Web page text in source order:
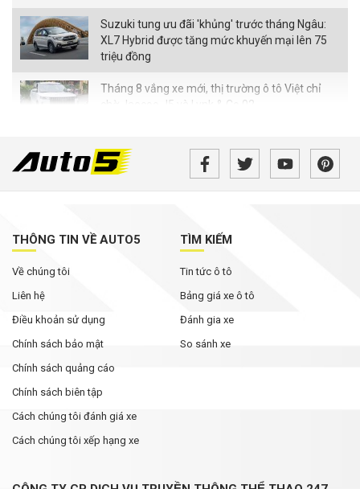
Suzuki tung ưu đãi 'khủng' trước tháng Ngâu:
XL7 Hybrid được tăng mức khuyến mại lên 75
triệu đồng
Tháng 8 vắng xe mới, thị trường ô tô Việt chỉ
chờ Jaecoo J5 và Lynk & Co 02
Cận cảnh BMW X1 2026 vừa ra mắt tại Việt
Nam: Ngoại hình vuông vức hơn, nâng cấp công
chưa có HUD
Nhiều ô tô thủng lốp trên cao tốc qua Đắk Lắk:
Xe chở phế liệu có phải 'thủ phạm'?
THÔNG TIN VỀ AUTO5
Về chúng tôi
Liên hệ
Điều khoản sử dụng
Chính sách bảo mật
Chính sách quảng cáo
Chính sách biên tập
Cách chúng tôi đánh giá xe
Cách chúng tôi xếp hạng xe
TÌM KIẾM
Tin tức ô tô
Bảng giá xe ô tô
Đánh gia xe
So sánh xe